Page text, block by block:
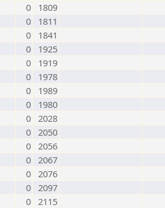
0
1809
0
1811
0
1841
0
1925
0
1919
0
1978
0
1989
0
1980
0 2028
0 2050
0 2056
0 2067
0 2076
0 2097
0 2115